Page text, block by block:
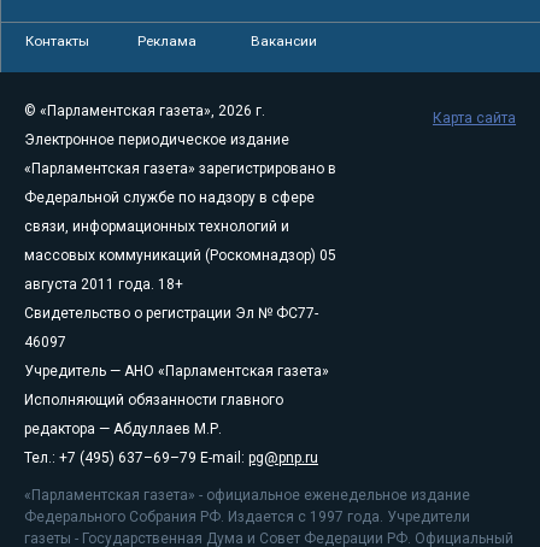
Контакты Реклама Вакансии
© «Парламентская газета», 2026 г.
Электронное периодическое издание
«Парламентская газета» зарегистрировано в
Федеральной службе по надзору в сфере
связи, информационных технологий и
массовых коммуникаций (Роскомнадзор) 05
августа 2011 года. 18+
Свидетельство о регистрации Эл № ФС77-
46097
Учредитель — АНО «Парламентская газета»
Исполняющий обязанности главного
редактора — Абдуллаев М.Р.
Тел.: +7 (495) 637–69–79 E-mail: pg@pnp.ru
«Парламентская газета» - официальное еженедельное издание
Федерального Собрания РФ. Издается с 1997 года. Учредители
газеты - Государственная Дума и Совет Федерации РФ. Официальный
Карта сайта